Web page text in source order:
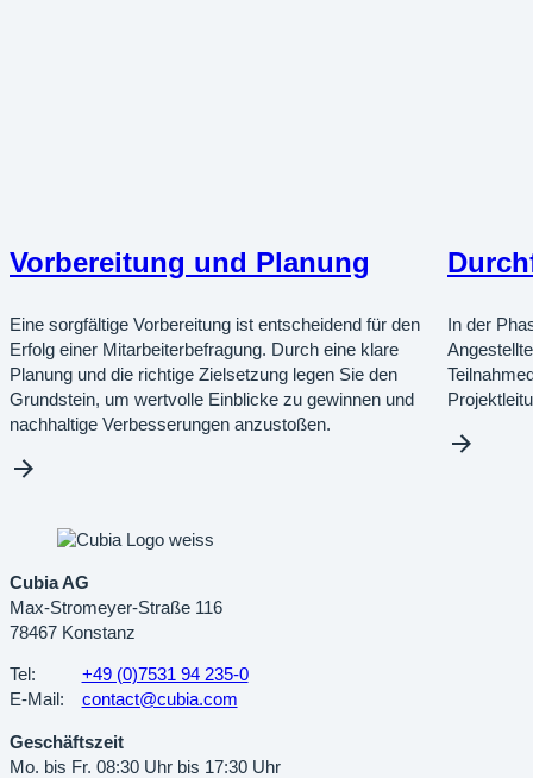
Vorbereitung und Planung
Eine sorgfältige Vorbereitung ist entscheidend für den
Erfolg einer Mitarbeiterbefragung. Durch eine klare
Planung und die richtige Zielsetzung legen Sie den
Grundstein, um wertvolle Einblicke zu gewinnen und
nachhaltige Verbesserungen anzustoßen.
In der
Cubia AG
Max-Stromeyer-Straße 116
78467 Konstanz
Tel:
+49 (0)7531 94 235-0
E-Mail:
contact@cubia.com
Geschäftszeit
Mo. bis Fr. 08:30 Uhr bis 17:30 Uhr